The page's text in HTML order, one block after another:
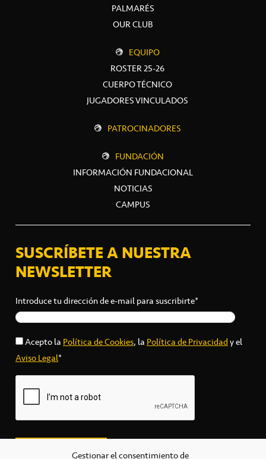
Gestionar el consentimiento de
PALMARÉS
OUR CLUB
EQUIPO
ROSTER 25-26
CUERPO TÉCNICO
JUGADORES VINCULADOS
PATROCINADORES
FUNDACIÓN
INFORMACIÓN FUNDACIONAL
NOTICIAS
CAMPUS
SUSCRÍBETE A NUESTRA
NEWSLETTER
Introduce tu dirección de e-mail para suscribirte*
Acepto laPolítica de Cookies, laPolítica de Privacidady el
Aviso Legal*